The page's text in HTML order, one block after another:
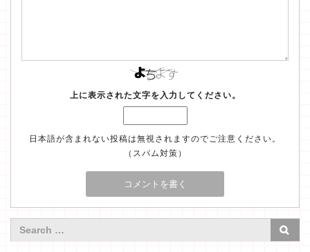
上に表示された文字を入力してください。
日本語が含まれない投稿は無視されますのでご注意ください。
（スパム対策）